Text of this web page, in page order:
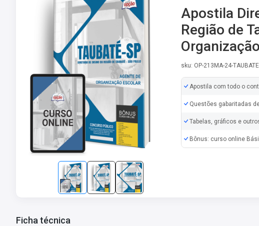
Apostila
Região de
sku: OP-213MA-24-
Apostila com todo o
Questões gabaritadas
Tabelas, gráficos e
Bônus: curso online
Ficha técnica